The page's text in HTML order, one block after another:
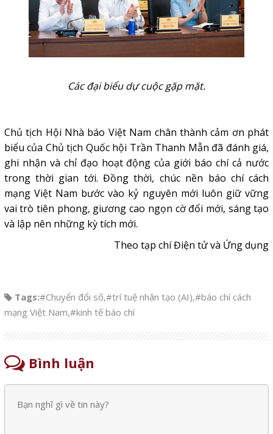
Các đại biểu dự cuộc gặp mặt.
Chủ tịch Hội Nhà báo Việt Nam chân thành cảm ơn phát
biểu của Chủ tịch Quốc hội Trần Thanh Mẫn đã đánh giá,
ghi nhận và chỉ đạo hoạt động của giới báo chí cả nước
trong thời gian tới. Đồng thời, chúc nền báo chí cách
mạng Việt Nam bước vào kỷ nguyên mới luôn giữ vững
vai trò tiên phong, giương cao ngọn cờ đổi mới, sáng tạo
và lập nên những kỳ tích mới.
Theo tạp chí Điện tử và Ứng dụng
Tags:#Chuyển đổi số,#trí tuệ nhân tạo (AI),#báo chí cách
mạng Việt Nam,#kinh tế báo chí
Bình luận